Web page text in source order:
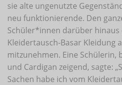
sie alte ungenutzte
neu funktionierende. Den
Schüler*innen darüber hinaus
Kleidertausch-Basar Kleidung
mitzunehmen. Eine Schülerin,
und Cardigan zeigend, sagte:
Sachen habe ich vom